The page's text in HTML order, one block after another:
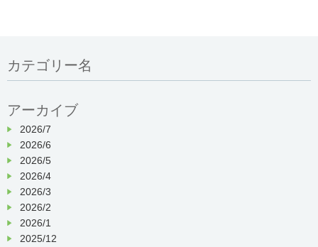
カテゴリー名
アーカイブ
2026/7
2026/6
2026/5
2026/4
2026/3
2026/2
2026/1
2025/12